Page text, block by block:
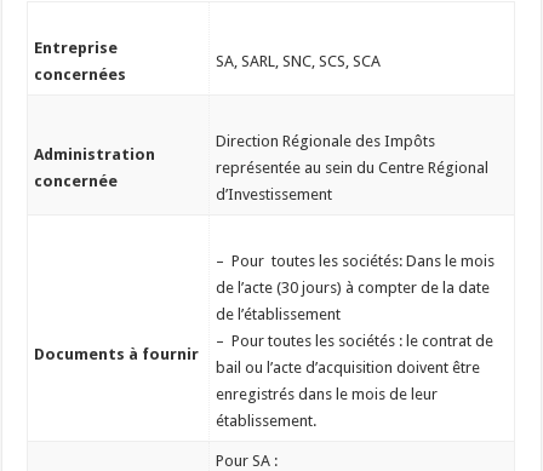
Entreprise
concernées
SA, SARL, SNC, SCS, SCA
Administration
concernée
Direction Régionale des Impôts
représentée au sein du Centre Régional
d’Investissement
Documents à fournir
– Pour toutes les sociétés: Dans le mois
de l’acte (30 jours) à compter de la date
de l’établissement
– Pour toutes les sociétés : le contrat de
bail ou l’acte d’acquisition doivent être
enregistrés dans le mois de leur
établissement.
Pour SA :